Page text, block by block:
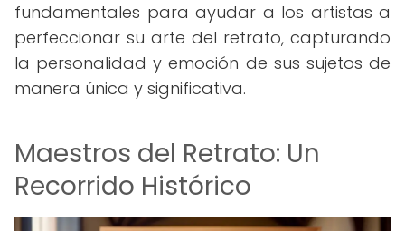
fundamentales para ayudar a los artistas a
perfeccionar su arte del retrato, capturando
la personalidad y emoción de sus sujetos de
manera única y significativa.
Maestros del Retrato: Un
Recorrido Histórico